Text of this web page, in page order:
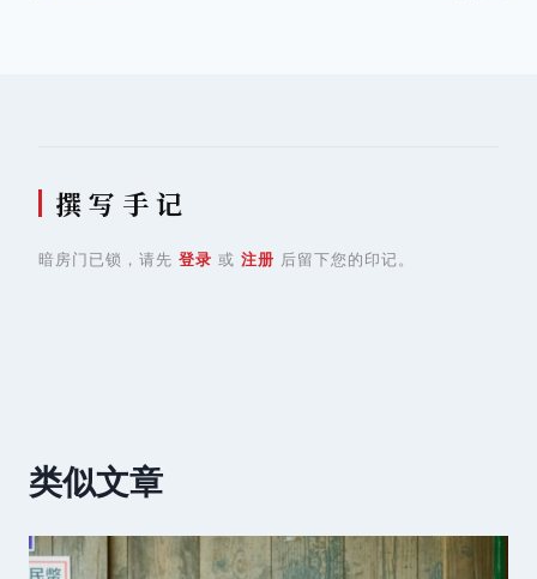
撰 写 手 记
暗房门已锁，请先 登录 或 注册 后留下您的印记。
类似文章